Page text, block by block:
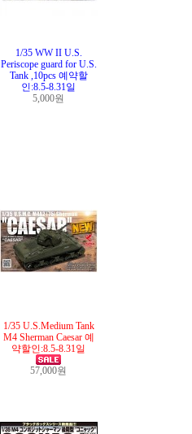
1/35 WW II U.S.
Periscope guard for U.S.
Tank ,10pcs 예약할
인:8.5-8.31일
5,000원
1/35 U.S.Medium Tank
M4 Sherman Caesar 예
약할인:8.5-8.31일
57,000원